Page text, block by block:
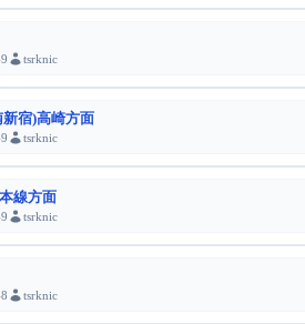
tsrknic
宿)高崎方面
tsrknic
線方面
tsrknic
tsrknic